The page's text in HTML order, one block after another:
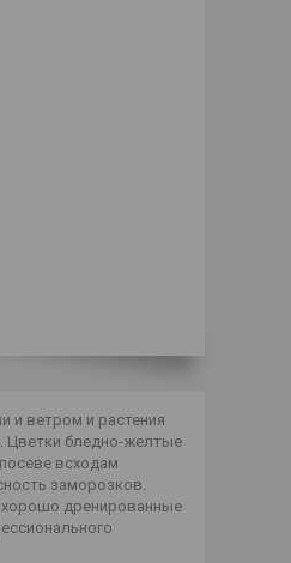
и ветром и растения
Цветки бледно-желтые
всходам
заморозков.
хорошо дренированные